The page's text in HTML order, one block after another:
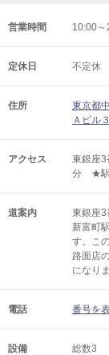
営業時間 10:00
定休日 不定休
住所
東京都
Ａビル
アクセス
東銀座3
分 ★
道案内
東銀座3
新富町
す。こ
路面店
になり
電話 番号を
設備 総数3